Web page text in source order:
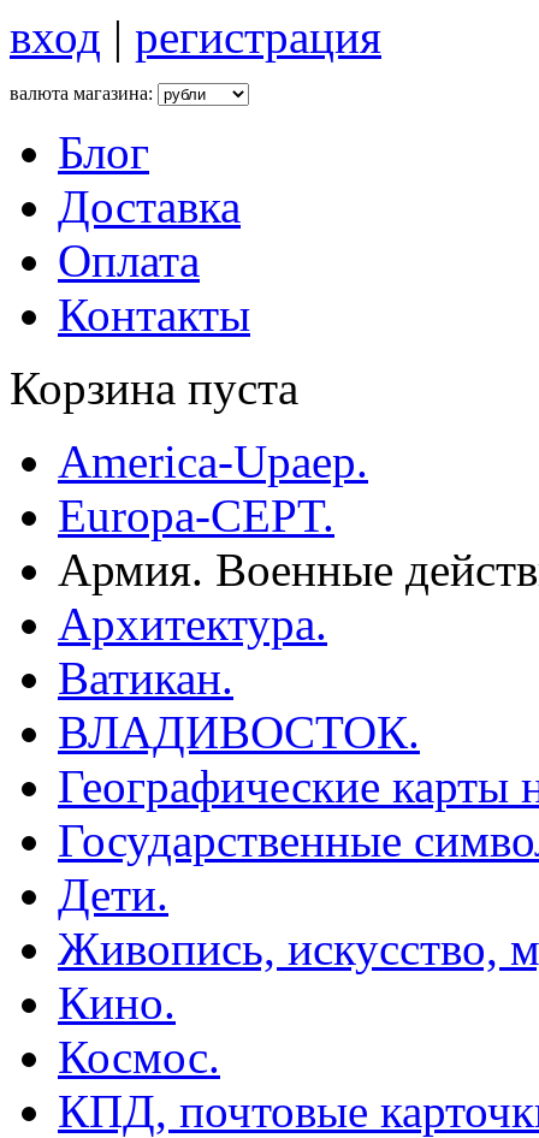
вход | регистрация
валюта магазина:
Блог
Доставка
Оплата
Контакты
Корзина пуста
America-Upaep.
Europa-CEPT.
Армия. Военные
Архитектура.
Ватикан.
ВЛАДИВОСТОК.
Географические карты
Государственные
Дети.
Живопись, искусство,
Кино.
Космос.
КПД, почтовые